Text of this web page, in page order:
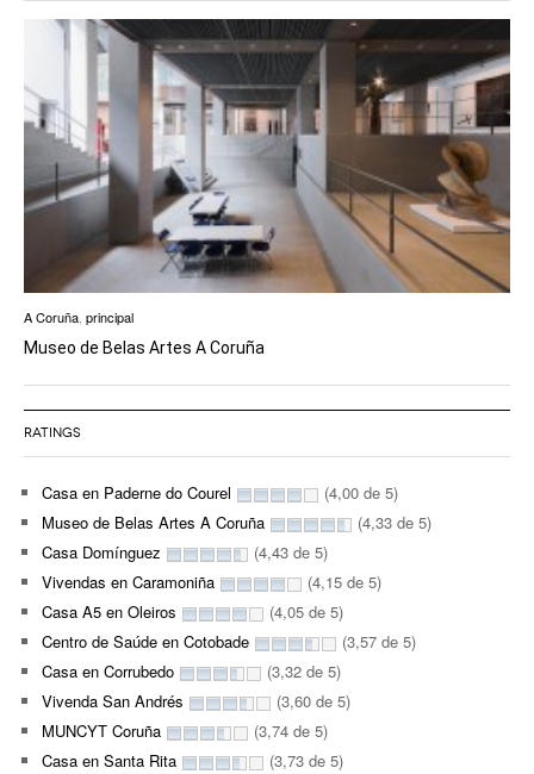
A Coruña, principal
Museo de Belas Artes A Coruña
RATINGS
Casa en Paderne do Courel
(4,00 de 5)
Museo de Belas Artes A Coruña
(4,33 de 5)
Casa Domínguez
(4,43 de 5)
Vivendas en Caramoniña
(4,15 de 5)
Casa A5 en Oleiros
(4,05 de 5)
Centro de Saúde en Cotobade
(3,57 de 5)
Casa en Corrubedo
(3,32 de 5)
Vivenda San Andrés
(3,60 de 5)
MUNCYT Coruña
(3,74 de 5)
Casa en Santa Rita
(3,73 de 5)